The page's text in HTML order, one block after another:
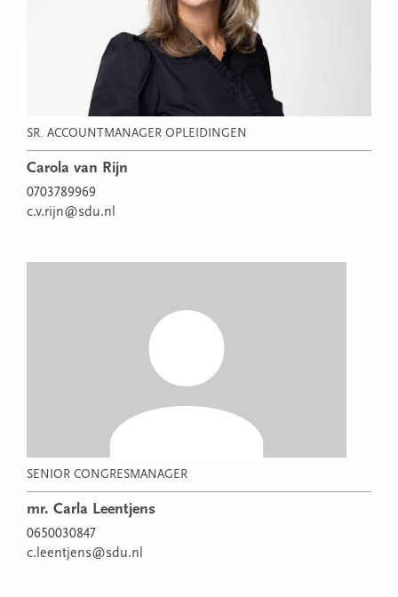
SR. ACCOUNTMANAGER OPLEIDINGEN
Carola van Rijn
0703789969
c.v.rijn@sdu.nl
SENIOR CONGRESMANAGER
mr. Carla Leentjens
0650030847
c.leentjens@sdu.nl